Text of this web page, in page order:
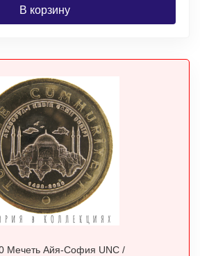
В корзину
Мечеть Айя-София UNC /